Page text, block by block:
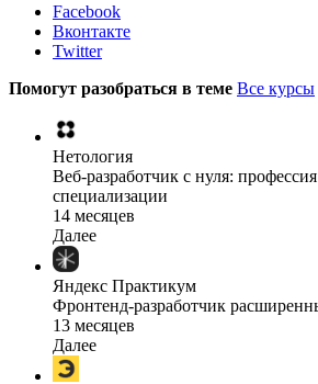
Facebook
Вконтакте
Twitter
Помогут разобраться в теме Все курсы
Нетология
Веб-разработчик с нуля:
специализации
14 месяцев
Далее
Яндекс Практикум
Фронтенд-разработчик
13 месяцев
Далее